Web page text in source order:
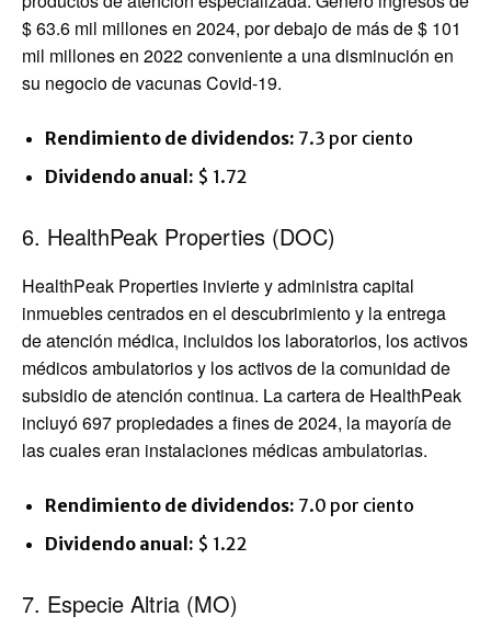
$ 63.6 mil millones en 2024, por debajo de más de $ 101
mil millones en 2022 conveniente a una disminución en
su negocio de vacunas Covid-19.
Rendimiento de dividendos: 7.3 por ciento
Dividendo anual: $ 1.72
6. HealthPeak Properties (DOC)
HealthPeak Properties invierte y administra capital
inmuebles centrados en el descubrimiento y la entrega
de atención médica, incluidos los laboratorios, los activos
médicos ambulatorios y los activos de la comunidad de
subsidio de atención continua. La cartera de HealthPeak
incluyó 697 propiedades a fines de 2024, la mayoría de
las cuales eran instalaciones médicas ambulatorias.
Rendimiento de dividendos: 7.0 por ciento
Dividendo anual: $ 1.22
7. Especie Altria (MO)